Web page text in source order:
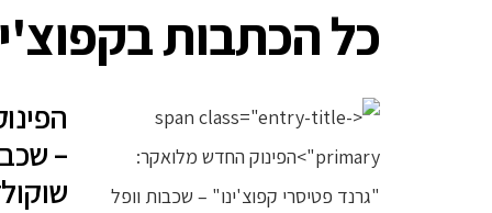
כל הכתבות ב
–